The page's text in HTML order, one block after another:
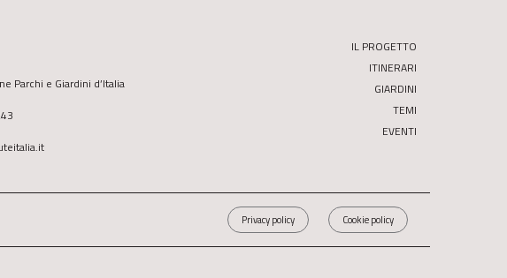
Parchi e Giardini d’Italia
IL PROGETTO
ITINERARI
GIARDINI
TEMI
EVENTI
Privacy policy Cookie policy